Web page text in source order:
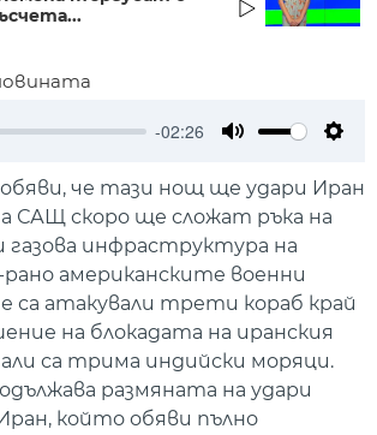
-02:26
че тази нощ ще удари Иран
а САЩ скоро ще сложат ръка на
инфраструктура на
американските военни
са атакували трети кораб край
на блокадата на иранския
са трима индийски моряци.
размяната на удари
който обяви пълно